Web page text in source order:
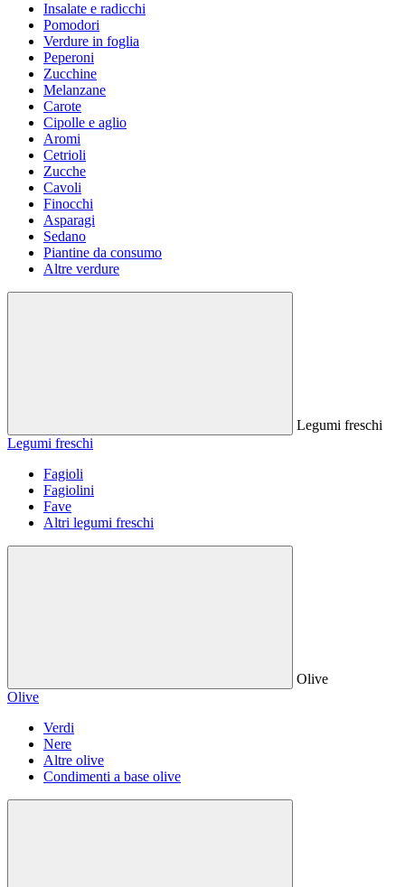
Insalate e radicchi
Pomodori
Verdure in foglia
Peperoni
Zucchine
Melanzane
Carote
Cipolle e aglio
Aromi
Cetrioli
Zucche
Cavoli
Finocchi
Asparagi
Sedano
Piantine da consumo
Altre verdure
Legumi freschi
Legumi freschi
Fagioli
Fagiolini
Fave
Altri legumi freschi
Olive
Olive
Verdi
Nere
Altre olive
Condimenti a base olive